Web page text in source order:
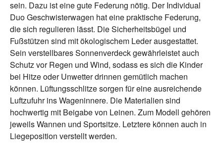
sein. Dazu ist eine gute Federung nötig. Der Individual
Duo Geschwisterwagen hat eine praktische Federung,
die sich regulieren lässt. Die Sicherheitsbügel und
Fußstützen sind mit ökologischem Leder ausgestattet.
Sein verstellbares Sonnenverdeck gewährleistet auch
Schutz vor Regen und Wind, sodass es sich die Kinder
bei Hitze oder Unwetter drinnen gemütlich machen
können. Lüftungsschlitze sorgen für eine ausreichende
Luftzufuhr ins Wageninnere. Die Materialien sind
hochwertig mit Beigabe von Leinen. Zum Modell gehören
jeweils Wannen und Sportsitze. Letztere können auch in
Liegeposition verstellt werden.